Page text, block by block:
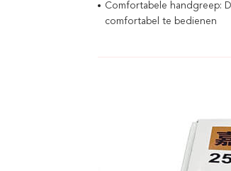
Comfortabele handgreep:
comfortabel te bedienen